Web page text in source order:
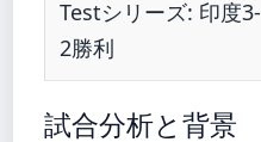
Testシリーズ: 印度3-
2勝利
試合分析と背景